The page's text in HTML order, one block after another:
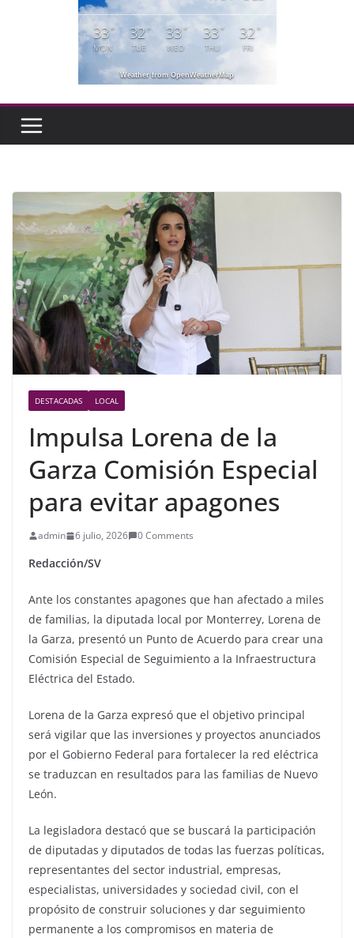
33°
MON
32°
TUE
33°
WED
33°
THU
32°
FRI
Weather from OpenWeatherMap
DESTACADAS LOCAL
Impulsa Lorena de la
Garza Comisión Especial
para evitar apagones
admin 6 julio, 2026 0 Comments
Redacción/SV
Ante los constantes apagones que han afectado a miles
de familias, la diputada local por Monterrey, Lorena de
la Garza, presentó un Punto de Acuerdo para crear una
Comisión Especial de Seguimiento a la Infraestructura
Eléctrica del Estado.
Lorena de la Garza expresó que el objetivo principal
será vigilar que las inversiones y proyectos anunciados
por el Gobierno Federal para fortalecer la red eléctrica
se traduzcan en resultados para las familias de Nuevo
León.
La legisladora destacó que se buscará la participación
de diputadas y diputados de todas las fuerzas políticas,
representantes del sector industrial, empresas,
especialistas, universidades y sociedad civil, con el
propósito de construir soluciones y dar seguimiento
permanente a los compromisos en materia de